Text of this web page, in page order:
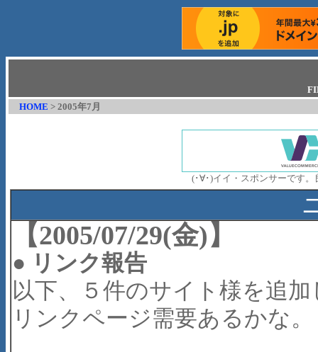
HOME > 2005年7月
(･∀･)イイ・スポンサーです
【2005/07/29(金)】
● リンク報告
以下、５件のサイト様を追
リンクページ需要あるかな